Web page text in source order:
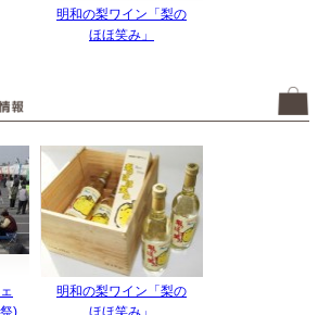
明和の梨ワイン「梨の
ほほ笑み」
明和の梨ワイン「梨の